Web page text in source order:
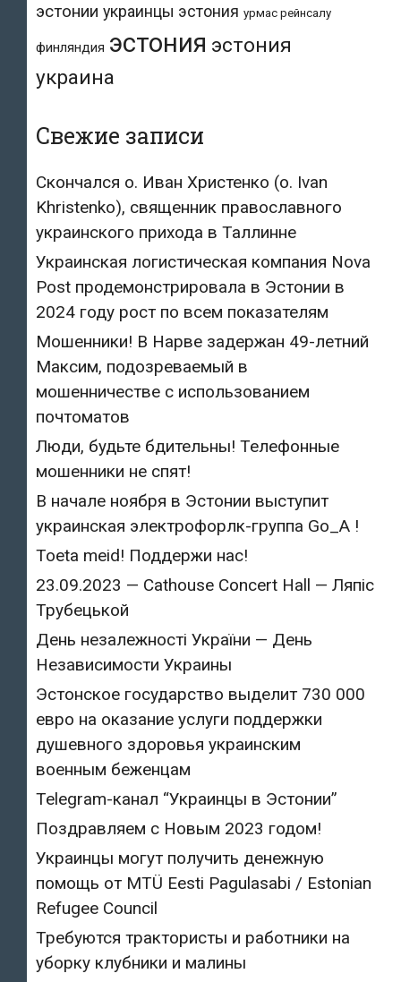
эстонии украинцы эстония урмас рейнсалу
финляндия эстония эстония
украина
Свежие записи
Скончался о. Иван Христенко (о. Ivan
Khristenko), священник православного
украинского прихода в Таллинне
Украинская логистическая компания Nova
Post продемонстрировала в Эстонии в
2024 году рост по всем показателям
Мошенники! В Нарве задержан 49-летний
Максим, подозреваемый в
мошенничестве с использованием
почтоматов
Люди, будьте бдительны! Телефонные
мошенники не спят!
В начале ноября в Эстонии выступит
украинская электрофорлк-группа Go_A !
Toeta meid! Поддержи нас!
23.09.2023 — Cathouse Concert Hall — Ляпіс
Трубецькой
День незалежності України — День
Независимости Украины
Эстонское государство выделит 730 000
евро на оказание услуги поддержки
душевного здоровья украинским
военным беженцам
Telegram-канал “Украинцы в Эстонии”
Поздравляем с Новым 2023 годом!
Украинцы могут получить денежную
помощь от MTÜ Eesti Pagulasabi / Estonian
Refugee Council
Требуются трактористы и работники на
уборку клубники и малины